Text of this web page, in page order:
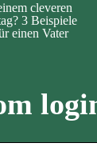
cleveren
3 Beispiele
einen Vater